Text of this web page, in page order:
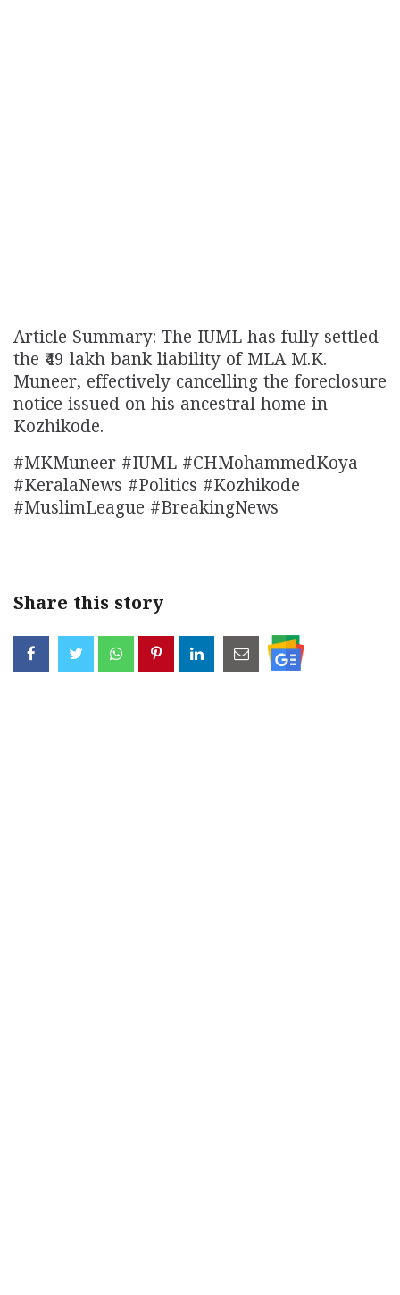
Article Summary: The IUML has fully settled
the ₹49 lakh bank liability of MLA M.K.
Muneer, effectively cancelling the foreclosure
notice issued on his ancestral home in
Kozhikode.
#MKMuneer #IUML #CHMohammedKoya
#KeralaNews #Politics #Kozhikode
#MuslimLeague #BreakingNews
Share this story